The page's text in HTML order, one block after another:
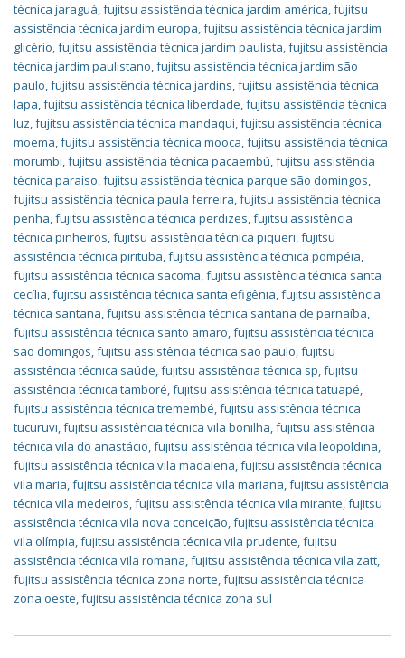
técnica jaraguá,fujitsu assistência técnica jardim américa,fujitsu
assistência técnica jardim europa,fujitsu assistência técnica jardim
glicério,fujitsu assistência técnica jardim paulista,fujitsu assistência
técnica jardim paulistano,fujitsu assistência técnica jardim são
paulo,fujitsu assistência técnica jardins,fujitsu assistência técnica
lapa,fujitsu assistência técnica liberdade,fujitsu assistência técnica
luz,fujitsu assistência técnica mandaqui,fujitsu assistência técnica
moema,fujitsu assistência técnica mooca,fujitsu assistência técnica
morumbi,fujitsu assistência técnica pacaembú,fujitsu assistência
técnica paraíso,fujitsu assistência técnica parque são domingos,
fujitsu assistência técnica paula ferreira,fujitsu assistência técnica
penha,fujitsu assistência técnica perdizes,fujitsu assistência
técnica pinheiros,fujitsu assistência técnica piqueri,fujitsu
assistência técnica pirituba,fujitsu assistência técnica pompéia,
fujitsu assistência técnica sacomã,fujitsu assistência técnica santa
cecília,fujitsu assistência técnica santa efigênia,fujitsu assistência
técnica santana,fujitsu assistência técnica santana de parnaíba,
fujitsu assistência técnica santo amaro,fujitsu assistência técnica
são domingos,fujitsu assistência técnica são paulo,fujitsu
assistência técnica saúde,fujitsu assistência técnica sp,fujitsu
assistência técnica tamboré,fujitsu assistência técnica tatuapé,
fujitsu assistência técnica tremembé,fujitsu assistência técnica
tucuruvi,fujitsu assistência técnica vila bonilha,fujitsu assistência
técnica vila do anastácio,fujitsu assistência técnica vila leopoldina,
fujitsu assistência técnica vila madalena,fujitsu assistência técnica
vila maria,fujitsu assistência técnica vila mariana,fujitsu assistência
técnica vila medeiros,fujitsu assistência técnica vila mirante,fujitsu
assistência técnica vila nova conceição,fujitsu assistência técnica
vila olímpia,fujitsu assistência técnica vila prudente,fujitsu
assistência técnica vila romana,fujitsu assistência técnica vila zatt,
fujitsu assistência técnica zona norte,fujitsu assistência técnica
zona oeste,fujitsu assistência técnica zona sul